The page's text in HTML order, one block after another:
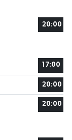
20:00
17:00
20:00
20:00